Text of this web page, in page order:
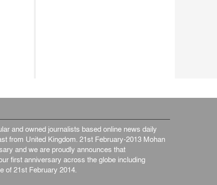
and owned journalists based online news daily
from United Kingdom. 21st February-2013 Mohan
and we are proudly announces that
first anniversary across the globe including
of 21st February 2014.